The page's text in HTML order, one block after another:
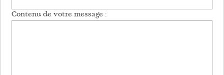
Contenu de votre message :